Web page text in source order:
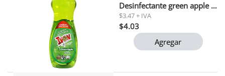
Desinfectante green apple ivon 1 lt
$3.47 + IVA
$4.03
Agregar